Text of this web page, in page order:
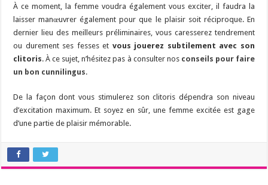
À ce moment, la femme voudra également vous exciter, il faudra la
laisser manœuvrer également pour que le plaisir soit réciproque. En
dernier lieu des meilleurs préliminaires, vous caresserez tendrement
ou durement ses fesses et vous jouerez subtilement avec son
clitoris. À ce sujet, n’hésitez pas à consulter nos conseils pour faire
un bon cunnilingus.
De la façon dont vous stimulerez son clitoris dépendra son niveau
d’excitation maximum. Et soyez en sûr, une femme excitée est gage
d’une partie de plaisir mémorable.